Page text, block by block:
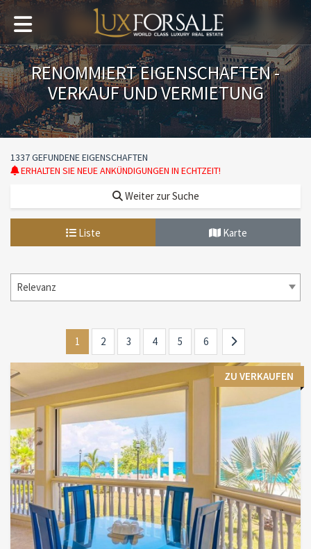
RENOMMIERT EIGENSCHAFTEN -
VERKAUF UND VERMIETUNG
1337 GEFUNDENE EIGENSCHAFTEN
ERHALTEN SIE NEUE ANKÜNDIGUNGEN IN ECHTZEIT!
Weiter zur Suche
Liste Karte
Relevanz
1 2 3 4 5 6
ZU VERKAUFEN